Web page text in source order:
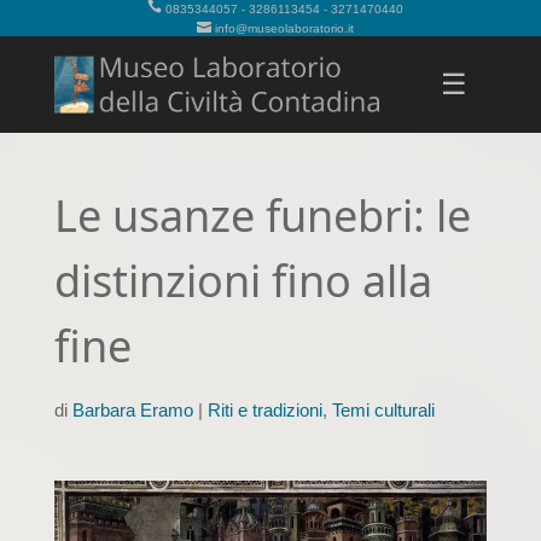
0835344057 - 3286113454 - 3271470440
info@museolaboratorio.it
☰
Le usanze funebri: le
distinzioni fino alla
fine
di Barbara Eramo| Riti e tradizioni, Temi culturali